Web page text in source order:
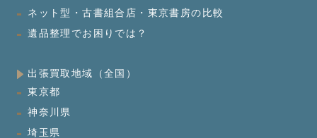
ネット型・古書組合店・東京書房の比較
遺品整理でお困りでは？
出張買取地域（全国）
東京都
神奈川県
埼玉県